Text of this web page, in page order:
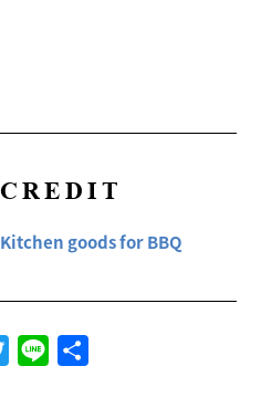
Kitchen goods for BBQ
TwitterLine